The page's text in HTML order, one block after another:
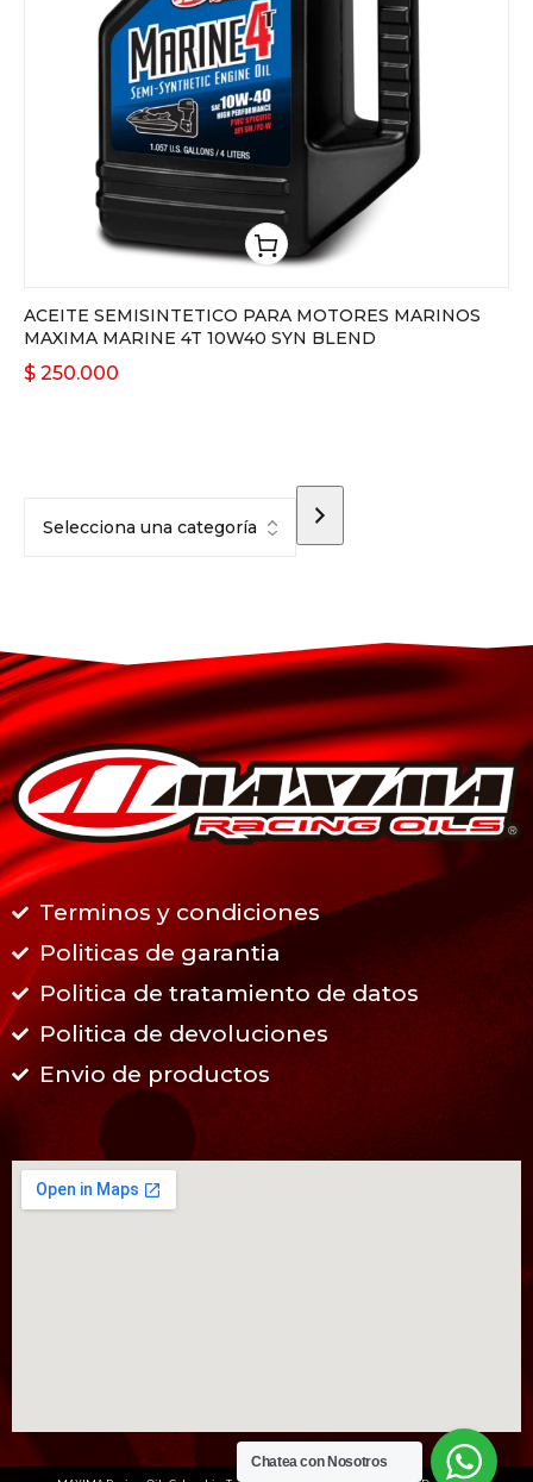
ACEITE SEMISINTETICO PARA MOTORES MARINOS
MAXIMA MARINE 4T 10W40 SYN BLEND
$ 250.000
Terminos y condiciones
Politicas de garantia
Politica de tratamiento de datos
Politica de devoluciones
Envio de productos
Chatea con Nosotros